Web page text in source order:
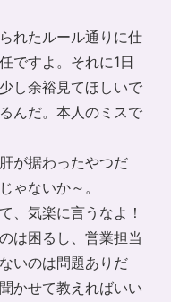
れたルール通りに仕
ですよ。それに1日
し余裕見てほしいで
んだ。本人のミスで
が据わったやつだ
ないか～。
、気楽に言うなよ！
は困るし、営業担当
いのは問題ありだ
かせて教えればいい